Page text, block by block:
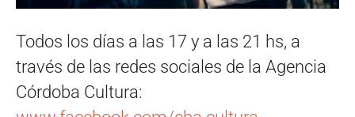
Todos los días a las 17 y a las 21 hs, a
través de las redes sociales de la Agencia
Córdoba Cultura: